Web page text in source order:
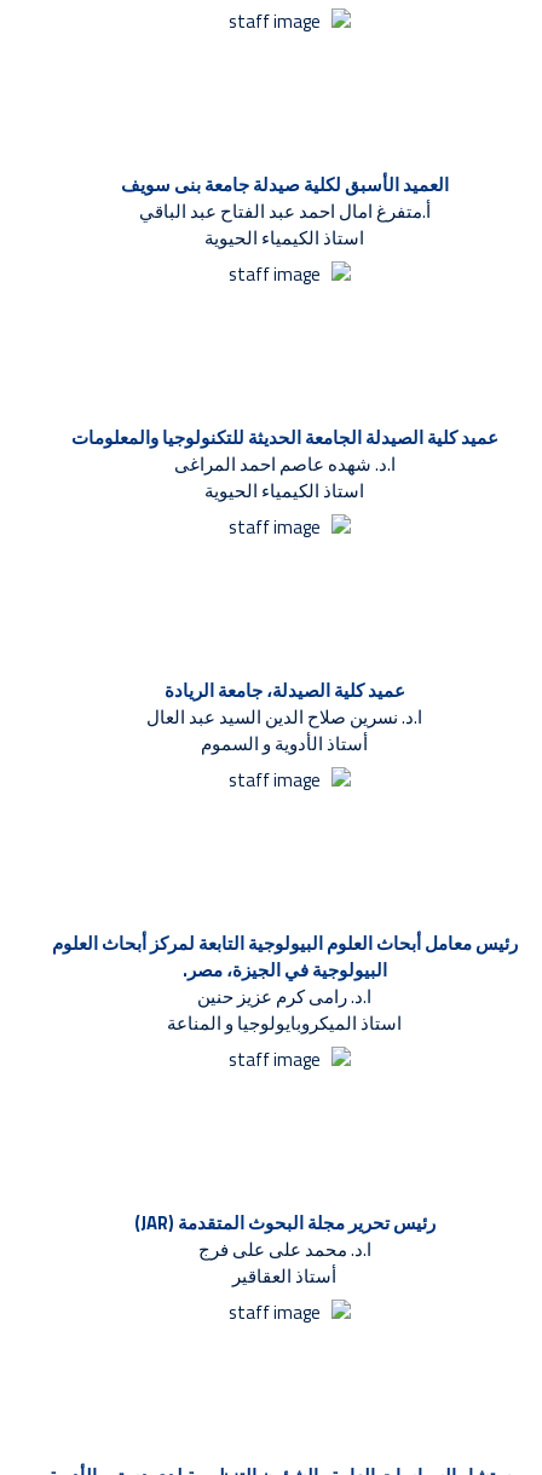
العميد الأسبق لكلية صيدلة جامعة بنى سويف
أ.متفرغ امال احمد عبد الفتاح عبد الباقي
استاذ الكيمياء الحيوية
عميد كلية الصيدلة الجامعة الحديثة للتكنولوجيا والمعلومات
ا.د. شهده عاصم احمد المراغى
استاذ الكيمياء الحيوية
عميد كلية الصيدلة، جامعة الريادة
ا.د. نسرين صلاح الدين السيد عبد العال
أستاذ الأدوية و السموم
رئيس معامل أبحاث العلوم البيولوجية التابعة لمركز أبحاث العلوم
البيولوجية في الجيزة، مصر.
ا.د. رامى كرم عزيز حنين
استاذ الميكروبايولوجيا و المناعة
رئيس تحرير مجلة البحوث المتقدمة (JAR)
ا.د. محمد على على فرج
أستاذ العقاقير